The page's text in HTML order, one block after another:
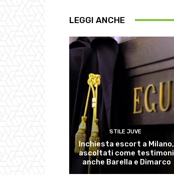
LEGGI ANCHE
STILE JUVE
Inchiesta escort a Milano,
ascoltati come testimoni
anche Barella e Dimarco